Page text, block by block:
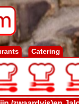
Catering